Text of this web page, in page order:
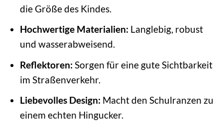
die Größe des Kindes.
Hochwertige Materialien: Langlebig, robust
und wasserabweisend.
Reflektoren: Sorgen für eine gute Sichtbarkeit
im Straßenverkehr.
Liebevolles Design: Macht den Schulranzen zu
einem echten Hingucker.